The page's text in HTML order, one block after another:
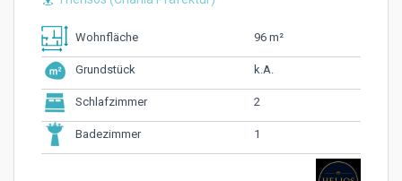
Wohnfläche 96 m²
Grundstück k.A.
Schlafzimmer 2
Badezimmer 1